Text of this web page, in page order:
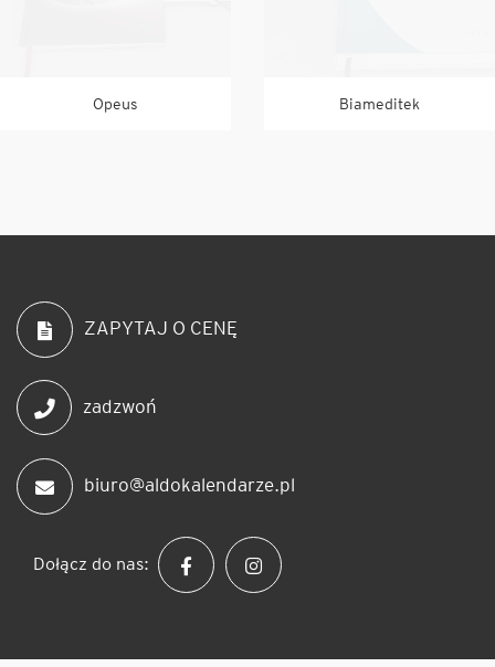
Opeus Biameditek
ZAPYTAJ O CENĘ
zadzwoń
biuro@aldokalendarze.pl
Dołącz do nas: